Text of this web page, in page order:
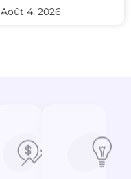
Août 4, 2026